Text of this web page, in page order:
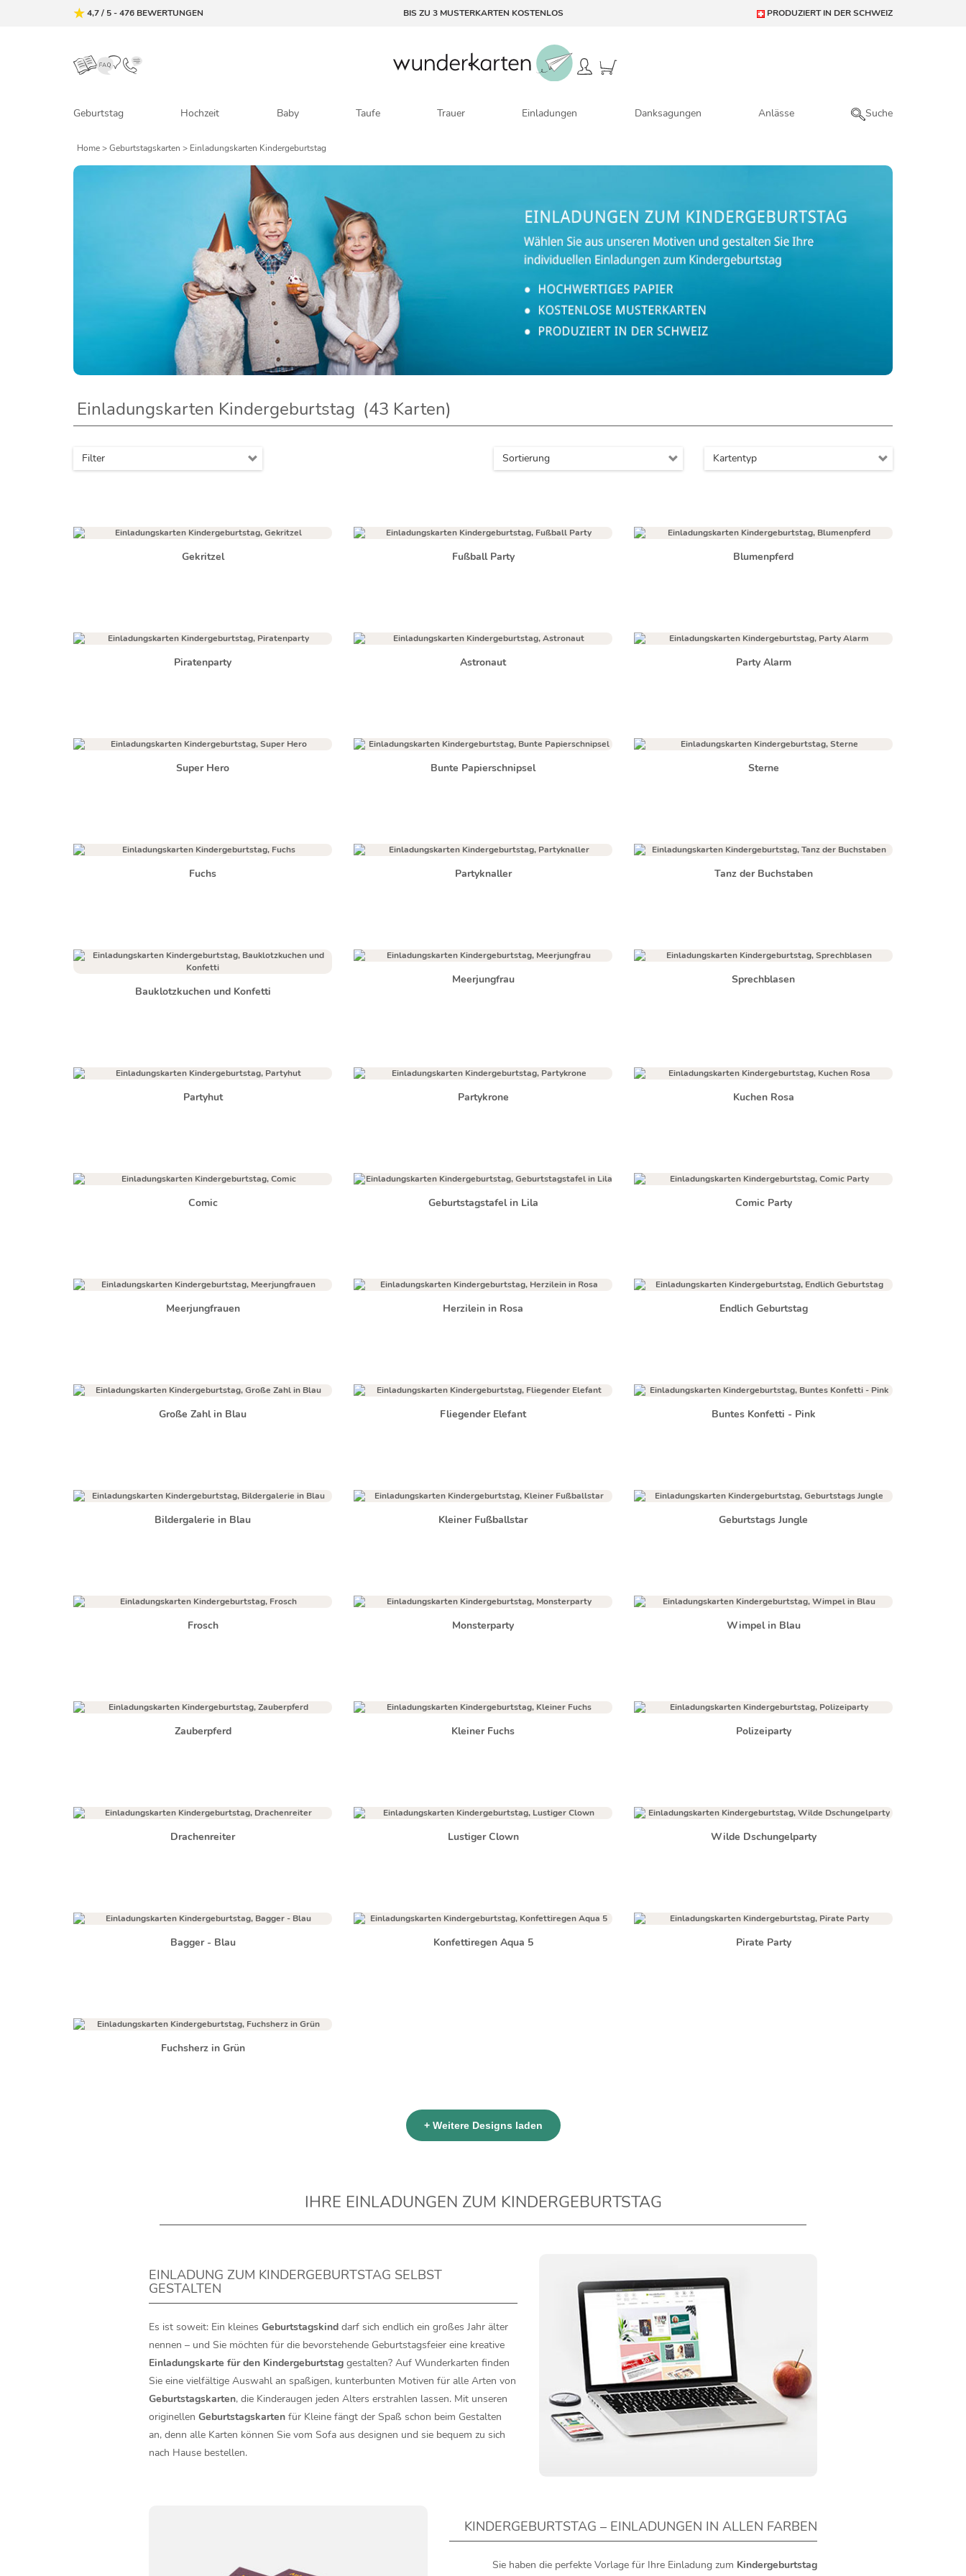
4,7/ 5-476 BEWERTUNGEN BIS ZU 3 MUSTERKARTEN KOSTENLOS PRODUZIERT IN DER SCHWEIZ
Geburtstag Hochzeit Baby Taufe Trauer Einladungen Danksagungen Anlässe Suche
Home>Geburtstagskarten > Einladungskarten Kindergeburtstag
Einladungskarten Kindergeburtstag (43 Karten)
Filter Sortierung Kartentyp
Gekritzel Fußball Party Blumenpferd
Piratenparty Astronaut Party Alarm
Super Hero Bunte Papierschnipsel Sterne
Fuchs Partyknaller Tanz der Buchstaben
Bauklotzkuchen und Konfetti
Meerjungfrau Sprechblasen
Partyhut Partykrone Kuchen Rosa
Comic Geburtstagstafel in Lila Comic Party
Meerjungfrauen Herzilein in Rosa Endlich Geburtstag
Große Zahl in Blau Fliegender Elefant Buntes Konfetti - Pink
Bildergalerie in Blau Kleiner Fußballstar Geburtstags Jungle
Frosch Monsterparty Wimpel in Blau
Zauberpferd Kleiner Fuchs Polizeiparty
Drachenreiter Lustiger Clown Wilde Dschungelparty
Bagger - Blau Konfettiregen Aqua 5 Pirate Party
Fuchsherz in Grün
+ Weitere Designs laden
IHRE EINLADUNGEN ZUM KINDERGEBURTSTAG
EINLADUNG ZUM KINDERGEBURTSTAG SELBST
GESTALTEN
Es ist soweit: Ein kleines Geburtstagskind darf sich endlich ein großes Jahr älter
nennen – und Sie möchten für die bevorstehende Geburtstagsfeier eine kreative
Einladungskarte für den Kindergeburtstag gestalten? Auf Wunderkarten finden
Sie eine vielfältige Auswahl an spaßigen, kunterbunten Motiven für alle Arten von
Geburtstagskarten, die Kinderaugen jeden Alters erstrahlen lassen. Mit unseren
originellen Geburtstagskarten für Kleine fängt der Spaß schon beim Gestalten
an, denn alle Karten können Sie vom Sofa aus designen und sie bequem zu sich
nach Hause bestellen.
KINDERGEBURTSTAG – EINLADUNGEN IN ALLEN FARBEN
Sie haben die perfekte Vorlage für Ihre Einladung zum Kindergeburtstag